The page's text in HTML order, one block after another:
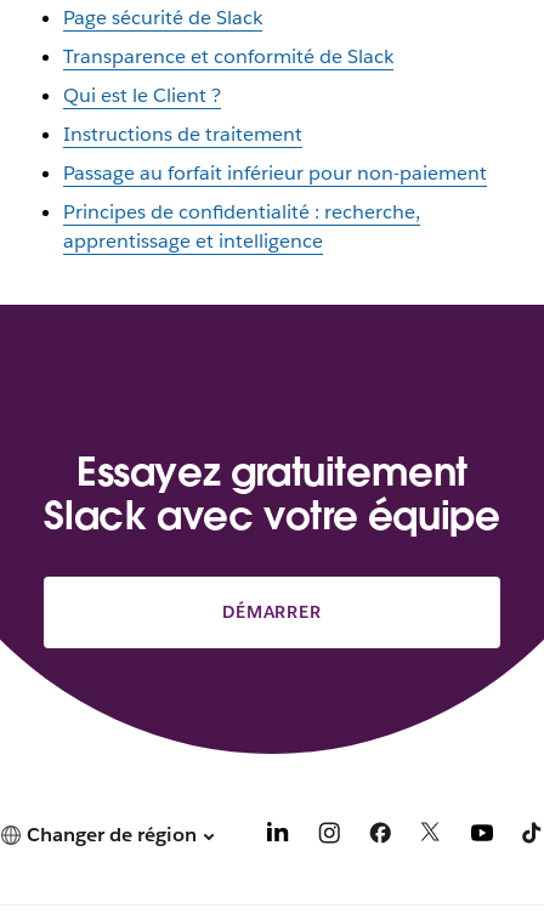
Page sécurité de Slack
Transparence et conformité de Slack
Qui est le Client ?
Instructions de traitement
Passage au forfait inférieur pour non-paiement
Principes de confidentialité : recherche,
apprentissage et intelligence
Essayez gratuitement
Slack avec votre équipe
DÉMARRER
Changer de région